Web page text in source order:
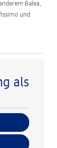
Balea,
und
als